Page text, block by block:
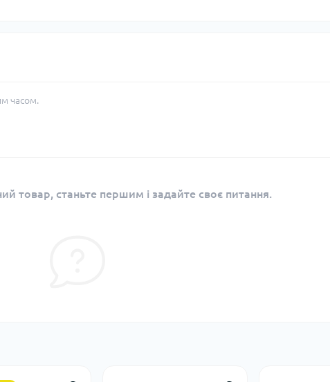
часом.
товар, станьте першим і задайте своє питання.